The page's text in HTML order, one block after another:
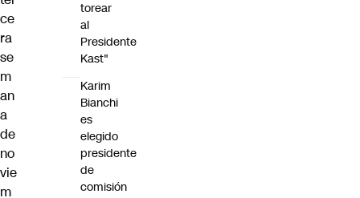
ce
ra
se
m
an
a
de
no
vie
m
torear
al
Presidente
Kast"
Karim
Bianchi
es
elegido
presidente
de
comisión